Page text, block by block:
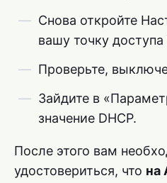
Снова откройте
вашу точку доступа
Проверьте,
Зайдите в
значение DHCP.
После этого вам
удостовериться, что на